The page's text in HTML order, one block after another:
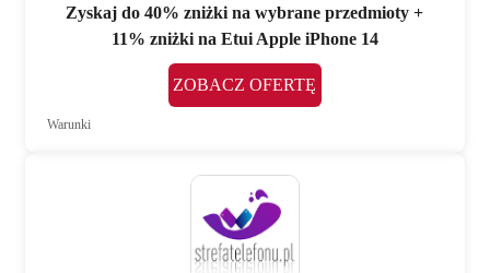
Zyskaj do 40% zniżki na wybrane przedmioty +
11% zniżki na Etui Apple iPhone 14
ZOBACZ OFERTĘ
Warunki